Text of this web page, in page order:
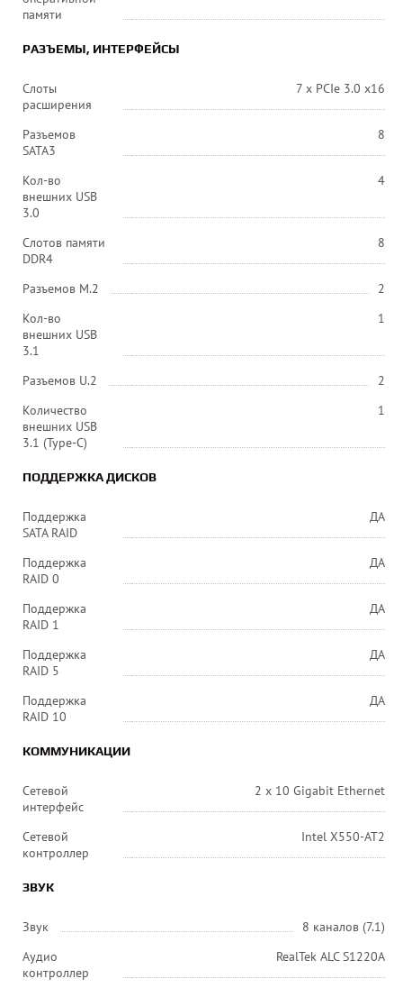
памяти
РАЗЪЕМЫ, ИНТЕРФЕЙСЫ
Слоты
расширения
7 x PCIe 3.0 x16
Разъемов
SATA3
8
Кол-во
внешних USB
3.0
4
Слотов памяти
DDR4
8
Разъемов M.2
2
Кол-во
внешних USB
3.1
1
Разъемов U.2
2
Количество
внешних USB
3.1 (Type-C)
1
ПОДДЕРЖКА ДИСКОВ
Поддержка
SATA RAID
ДА
Поддержка
RAID 0
ДА
Поддержка
RAID 1
ДА
Поддержка
RAID 5
ДА
Поддержка
RAID 10
ДА
КОММУНИКАЦИИ
Сетевой
интерфейс
2 х 10 Gigabit Ethernet
Сетевой
контроллер
Intel X550-AT2
ЗВУК
Звук
8 каналов (7.1)
Аудио
контроллер
RealTek ALC S1220A